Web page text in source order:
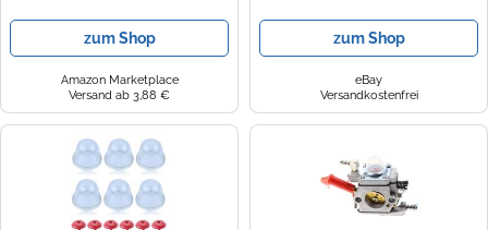
340 PS-400 Walbro WA/WT
Vergaser
zum Shop
Amazon Marketplace
Versand ab 3,88 €
zum Shop
eBay
Versandkostenfrei